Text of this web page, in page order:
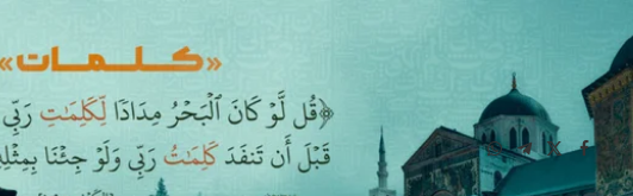
Facebook
X
(Twitter)
Telegram
WhatsApp